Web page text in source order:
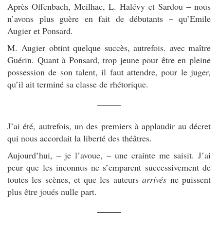
Après Offenbach, Meilhac, L. Halévy et Sardou – nous
n’avons plus guère en fait de débutants – qu’Emile
Augier et Ponsard.
M. Augier obtint quelque succès, autrefois. avec maître
Guérin. Quant à Ponsard, trop jeune pour être en pleine
possession de son talent, il faut attendre, pour le juger,
qu’il ait terminé sa classe de rhétorique.
J’ai été, autrefois, un des premiers à applaudir au décret
qui nous accordait la liberté des théâtres.
Aujourd’hui, – je l’avoue, – une crainte me saisit. J’ai
peur que les inconnus ne s’emparent successivement de
toutes les scènes, et que les auteurs arrivés ne puissent
plus être joués nulle part.